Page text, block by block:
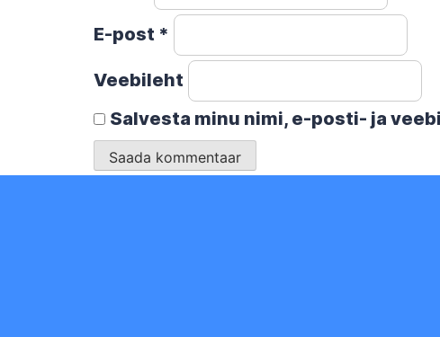
E-post *
Veebileht
Salvesta minu nimi, e-posti- ja